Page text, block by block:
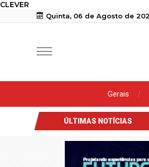
CLEVER
Quinta, 06 de Agosto de
Gerais
ÚLTIMAS NOTÍCIAS